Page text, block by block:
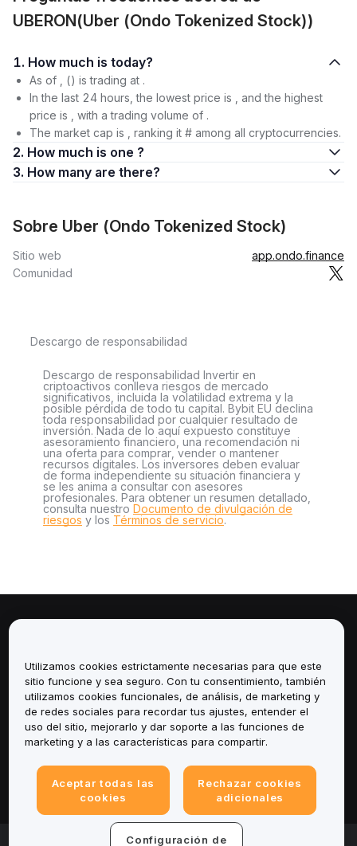
UBERON(Uber (Ondo Tokenized Stock))
1. How much is today?
As of , () is trading at .
In the last 24 hours, the lowest price is , and the highest
price is , with a trading volume of .
The market cap is , ranking it # among all cryptocurrencies.
2. How much is one ?
3. How many are there?
Sobre Uber (Ondo Tokenized Stock)
Sitio web
app.ondo.finance
Comunidad
Descargo de responsabilidad
Descargo de responsabilidad Invertir en
criptoactivos conlleva riesgos de mercado
significativos, incluida la volatilidad extrema y la
posible pérdida de todo tu capital. Bybit EU declina
toda responsabilidad por cualquier resultado de
inversión. Nada de lo aquí expuesto constituye
asesoramiento financiero, una recomendación ni
una oferta para comprar, vender o mantener
recursos digitales. Los inversores deben evaluar
de forma independiente su situación financiera y
se les anima a consultar con asesores
profesionales. Para obtener un resumen detallado,
consulta nuestro Documento de divulgación de
riesgos y los Términos de servicio.
Servicios
Soporte
Productos
Legal
© 2025-2026 Bybit.eu. Todos los derechos
Utilizamos cookies estrictamente necesarias para que este
sitio funcione y sea seguro. Con tu consentimiento, también
utilizamos cookies funcionales, de análisis, de marketing y
de redes sociales para recordar tus ajustes, entender el
uso del sitio, mejorarlo y dar soporte a las funciones de
marketing y a las características para compartir.
Aceptar todas las
cookies
Rechazar cookies
adicionales
Configuración de